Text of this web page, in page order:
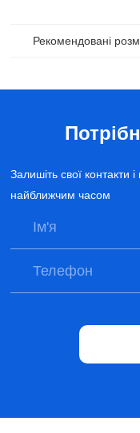
Рекомендовані
Залишіть свої
найближчим часом